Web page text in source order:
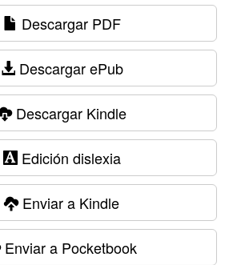
Descargar PDF
Descargar ePub
Descargar Kindle
Edición dislexia
Enviar a Kindle
Enviar a Pocketbook